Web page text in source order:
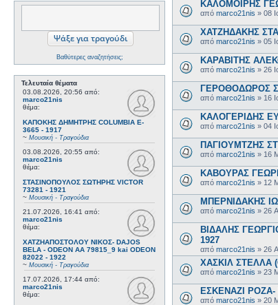
Βαθύτερες αναζητήσεις;
Τελευταία θέματα
03.08.2026, 20:56 από:
marco21nis
θέμα:
ΚΑΠΟΚΗΣ ΔΗΜΗΤΡΗΣ COLUMBIA E-
3665 - 1917
~ Μουσική - Τραγούδια
03.08.2026, 20:55 από:
marco21nis
θέμα:
ΣΤΑΣΙΝΟΠΟΥΛΟΣ ΣΩΤΗΡΗΣ VICTOR
73281 - 1921
~ Μουσική - Τραγούδια
21.07.2026, 16:41 από:
marco21nis
θέμα:
ΧΑΤΖΗΑΠΟΣΤΟΛΟΥ ΝΙΚΟΣ- DAJOS
BELA - ODEON AA 79815_9 kai ODEON
82022 - 1922
~ Μουσική - Τραγούδια
17.07.2026, 17:44 από:
marco21nis
θέμα:
ΚΑΛΟΜΟΙΡΗΣ
από marco21nis » 08
ΧΑΤΖΗΔΑΚΗΣ
από marco21nis » 05
ΚΑΡΑΒΙΤΗΣ
από marco21nis » 26
ΓΕΡΟΘΟΔΩΡΟΣ
από marco21nis » 16
ΚΑΛΟΓΕΡΙΔΗΣ
από marco21nis » 04
ΠΑΓΙΟΥΜΤΖΗΣ
από marco21nis » 16
ΚΑΒΟΥΡΑΣ
από marco21nis » 12
ΜΠΕΡΝΙΔΑΚΗΣ
από marco21nis » 26
ΒΙΔΑΛΗΣ
1927
από marco21nis » 26
ΧΑΣΚΙΛ ΣΤΕΛΛΑ
από marco21nis » 23
ΕΣΚΕΝΑΖΙ ΡΟΖΑ-
από marco21nis » 20